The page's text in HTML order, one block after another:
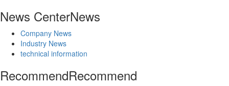
News CenterNews
Company News
Industry News
technical information
RecommendRecommend